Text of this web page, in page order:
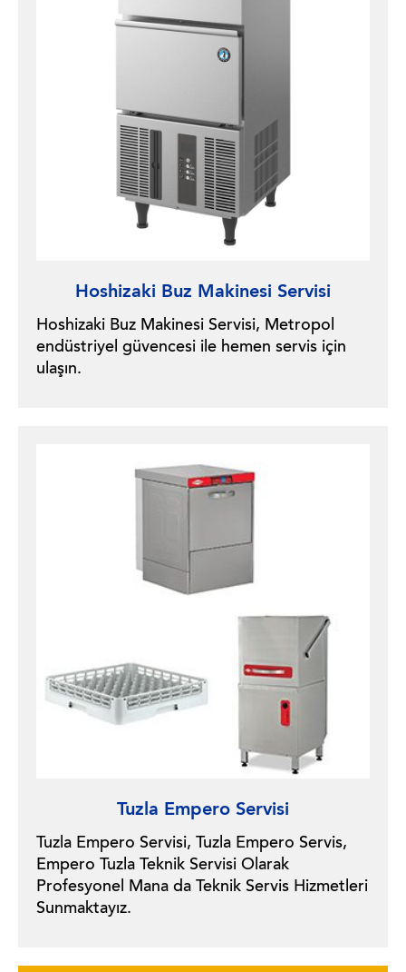
Hoshizaki Buz Makinesi Servisi
Hoshizaki Buz Makinesi Servisi, Metropol
endüstriyel güvencesi ile hemen servis için
ulaşın.
Tuzla Empero Servisi
Tuzla Empero Servisi, Tuzla Empero Servis,
Empero Tuzla Teknik Servisi Olarak
Profesyonel Mana da Teknik Servis Hizmetleri
Sunmaktayız.